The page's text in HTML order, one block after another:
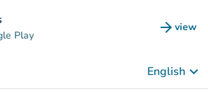
Play arrow_forward view
(new
English keyboard_arrow_down